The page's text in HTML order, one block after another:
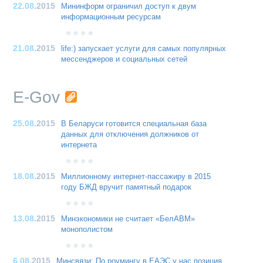
22.08.2015
Мининформ ограничил доступ к двум
информационным ресурсам
21.08.2015
life:) запускает услуги для самых популярных
мессенджеров и социальных сетей
E-Gov
25.08.2015
В Беларуси готовится специальная база
данных для отключения должников от
интернета
18.08.2015
Миллионному интернет-пассажиру в 2015
году БЖД вручит памятный подарок
13.08.2015
Минэкономики не считает «БелАВМ»
монополистом
6.08.2015 Минсвязи: По роумингу в ЕАЭС у нас позиция